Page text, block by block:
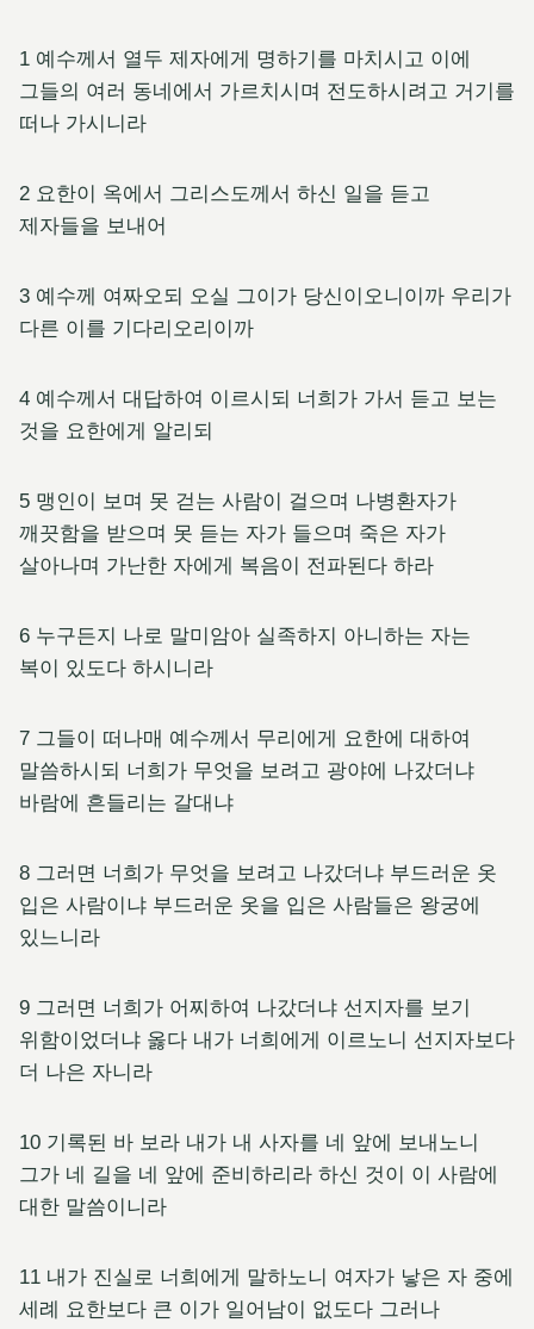
1 예수께서 열두 제자에게 명하기를 마치시고 이에
그들의 여러 동네에서 가르치시며 전도하시려고 거기를
떠나 가시니라
2 요한이 옥에서 그리스도께서 하신 일을 듣고
제자들을 보내어
3 예수께 여짜오되 오실 그이가 당신이오니이까 우리가
다른 이를 기다리오리이까
4 예수께서 대답하여 이르시되 너희가 가서 듣고 보는
것을 요한에게 알리되
5 맹인이 보며 못 걷는 사람이 걸으며 나병환자가
깨끗함을 받으며 못 듣는 자가 들으며 죽은 자가
살아나며 가난한 자에게 복음이 전파된다 하라
6 누구든지 나로 말미암아 실족하지 아니하는 자는
복이 있도다 하시니라
7 그들이 떠나매 예수께서 무리에게 요한에 대하여
말씀하시되 너희가 무엇을 보려고 광야에 나갔더냐
바람에 흔들리는 갈대냐
8 그러면 너희가 무엇을 보려고 나갔더냐 부드러운 옷
입은 사람이냐 부드러운 옷을 입은 사람들은 왕궁에
있느니라
9 그러면 너희가 어찌하여 나갔더냐 선지자를 보기
위함이었더냐 옳다 내가 너희에게 이르노니 선지자보다
더 나은 자니라
10 기록된 바 보라 내가 내 사자를 네 앞에 보내노니
그가 네 길을 네 앞에 준비하리라 하신 것이 이 사람에
대한 말씀이니라
11 내가 진실로 너희에게 말하노니 여자가 낳은 자 중에
세례 요한보다 큰 이가 일어남이 없도다 그러나